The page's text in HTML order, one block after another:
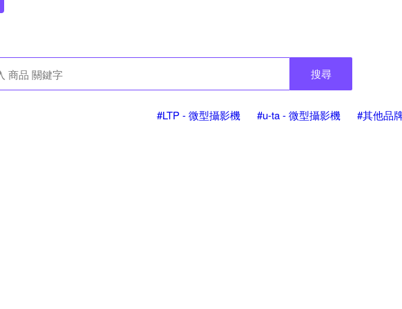
搜尋
#LTP - 微型攝影機 #u-ta - 微型攝影機 #其他品